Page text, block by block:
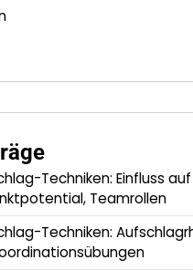
Techniken: Einfluss
Teamrollen
Techniken: